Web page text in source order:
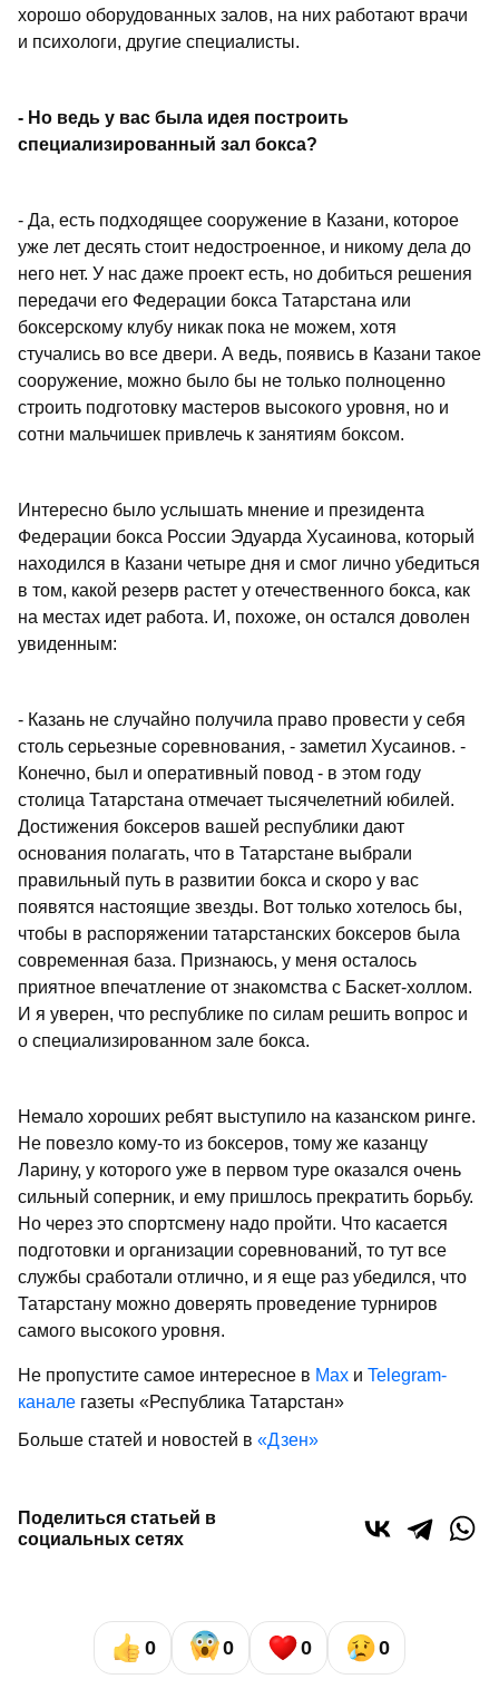
хорошо оборудованных залов, на них работают врачи
и психологи, другие специалисты.
- Но ведь у вас была идея построить
специализированный зал бокса?
- Да, есть подходящее сооружение в Казани, которое
уже лет десять стоит недостроенное, и никому дела до
него нет. У нас даже проект есть, но добиться решения
передачи его Федерации бокса Татарстана или
боксерскому клубу никак пока не можем, хотя
стучались во все двери. А ведь, появись в Казани такое
сооружение, можно было бы не только полноценно
строить подготовку мастеров высокого уровня, но и
сотни мальчишек привлечь к занятиям боксом.
Интересно было услышать мнение и президента
Федерации бокса России Эдуарда Хусаинова, который
находился в Казани четыре дня и смог лично убедиться
в том, какой резерв растет у отечественного бокса, как
на местах идет работа. И, похоже, он остался доволен
увиденным:
- Казань не случайно получила право провести у себя
столь серьезные соревнования, - заметил Хусаинов. -
Конечно, был и оперативный повод - в этом году
столица Татарстана отмечает тысячелетний юбилей.
Достижения боксеров вашей республики дают
основания полагать, что в Татарстане выбрали
правильный путь в развитии бокса и скоро у вас
появятся настоящие звезды. Вот только хотелось бы,
чтобы в распоряжении татарстанских боксеров была
современная база. Признаюсь, у меня осталось
приятное впечатление от знакомства с Баскет-холлом.
И я уверен, что республике по силам решить вопрос и
о специализированном зале бокса.
Немало хороших ребят выступило на казанском ринге.
Не повезло кому-то из боксеров, тому же казанцу
Ларину, у которого уже в первом туре оказался очень
сильный соперник, и ему пришлось прекратить борьбу.
Но через это спортсмену надо пройти. Что касается
подготовки и организации соревнований, то тут все
службы сработали отлично, и я еще раз убедился, что
Татарстану можно доверять проведение турниров
самого высокого уровня.
Не пропустите самое интересное в Max и Telegram-
канале газеты «Республика Татарстан»
Больше статей и новостей в «Дзен»
Поделиться статьей в
социальных сетях
0 0 0 0